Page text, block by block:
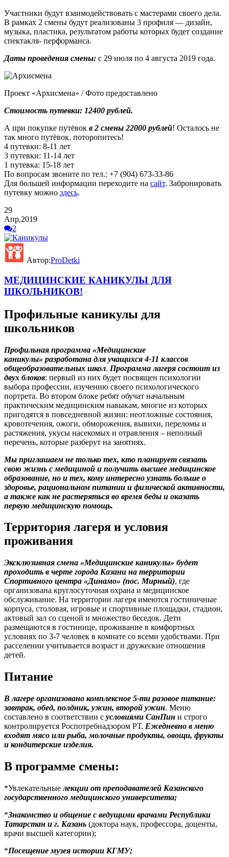
Участники будут взаимодействовать с мастерами своего дела.
В рамках 2 смены будут реализованы 3 профиля — дизайн,
музыка, пластика, результатом работы которых будет создание
спектакля- перформанса.
Даты проведения смены: с 29 июля по 4 августа 2019 года.
Проект «Архисмена» / Фото предоставлено
Стоимость путевки: 12400 рублей.
А при покупке путёвок в 2 смены 22000 рублей! Осталось не
так много путёвок, поторопитесь!
4 путевки: 8-11 лет
3 путевки: 11-14 лет
1 путевка: 15-18 лет
По вопросам звоните по тел.: +7 (904) 673-33-86
Для большей информации переходите на сайт. Забронировать
путевку можно здесь.
29
Апр,2019
2
Автор:ProDetki
МЕДИЦИНСКИЕ КАНИКУЛЫ ДЛЯ
ШКОЛЬНИКОВ!
Профильные каникулы для
школьников
Профильная программа «Медицинские
каникулы» разработана для учащихся 4-11 классов
общеобразовательных школ. Программа лагеря состоит из
двух блоков: первый из них будет посвящен психологии
выбора профессии, изучению своего психологического
портрета. Во втором блоке ребят обучат начальным
практическим медицинским навыкам, многие из которых
пригодятся в повседневной жизни: неотложные состояния,
кровотечения, ожоги, обморожения, вывихи, переломы и
растяжения, укусы насекомых и отравления – неполный
перечень, которые разберут на занятиях.
Мы приглашаем не только тех, кто планирует связать
свою жизнь с медициной и получить высшее медицинское
образование, но и тех, кому интересно узнать больше о
здоровье, рациональном питании и физической активности,
а также как не растеряться во время беды и оказать
первую медицинскую помощь.
Территория лагеря и условия
проживания
Эксклюзивная смена «Медицинские каникулы» будет
проходить в черте города Казани на территории
Спортивного центра «Динамо» (пос. Мирный), где
организована круглосуточная охрана и медицинское
обслуживание. На территории лагеря имеются гостиничные
корпуса, столовая, игровые и спортивные площадки, стадион,
актовый зал со сценой и множество беседок. Дети
размещаются в гостинице, проживание в комфортных
условиях по 3-7 человек в комнате со всеми удобствами. При
расселении учитывается возраст и дружеские отношения
детей.
Питание
В лагере организовано комплексное 5-ти разовое питание:
завтрак, обед, полдник, ужин, второй ужин. Меню
составлено в соответствии с условиями СанПин и строго
контролируется Роспотребнадзором РТ. Ежедневно в меню
входят мясо или рыба, молочные продукты, овощи, фрукты
и кондитерские изделия.
В программе смены:
*Увлекательныелекции от преподавателей Казанского
государственного медицинского университета;
*Знакомство и общение с ведущими врачами Республики
Татарстан и г. Казань (доктора наук, профессора, доценты,
врачи высшей категории);
*Посещение музея истории КГМУ;